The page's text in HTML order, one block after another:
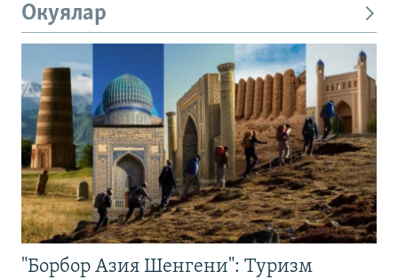
Окуялар
"Борбор Азия Шенгени": Туризм